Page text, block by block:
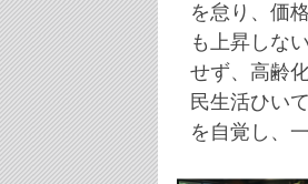
を怠り、価
も上昇しな
せず、高齢
民生活ひい
を自覚し、